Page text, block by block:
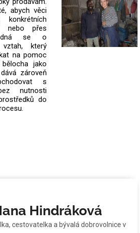
abych věci
nebo přes
se o
vztah, který
na pomoc
jako
zároveň
s
nutnosti
do
Hindráková
cestovatelka a bývalá dobrovolnice v